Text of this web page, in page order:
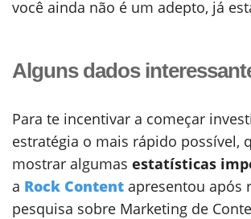
você ainda não é um adepto, já
Alguns dados
Para te incentivar a começar
estratégia o mais rápido possível,
mostrar algumas estatísticas
a Rock Content apresentou após
pesquisa sobre Marketing de